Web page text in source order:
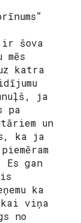
ir šova
katra
ja
pa
un
ka ja
gan
ka
viņa
no